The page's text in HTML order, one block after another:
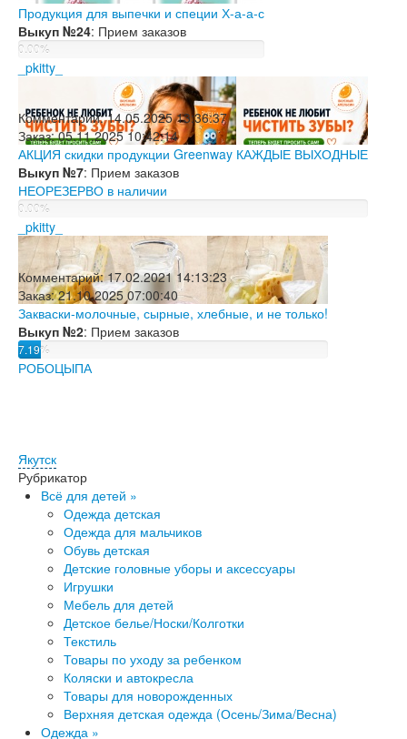
Продукция для выпечки и специи Х-а-а-с
Выкуп №24: Прием заказов
0.00%
_pkitty_
Комментарий:14.05.2025 13:36:37
Заказ:05.11.2025 10:42:14
АКЦИЯ скидки продукции Greenway КАЖДЫЕ ВЫХОДНЫЕ
Выкуп №7: Прием заказов
НЕОРЕЗЕРВО в наличии
0.00%
_pkitty_
Комментарий:17.02.2021 14:13:23
Заказ:21.10.2025 07:00:40
Закваски-молочные, сырные, хлебные, и не только!
Выкуп №2: Прием заказов
7.19%
РОБОЦЫПА
Якутск
Рубрикатор
Всё для детей »
Одежда детская
Одежда для мальчиков
Обувь детская
Детские головные уборы и аксессуары
Игрушки
Ме​бель для детей
Детское белье/Носки/Колготки
Текстиль
Товары по уходу за ребенком
Коляски и автокресла
Товары для новорожденных
Верхняя детская одежда (Осень/Зима/Весна)
Одежда »